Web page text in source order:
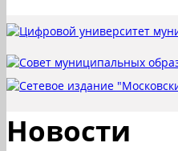
Новости